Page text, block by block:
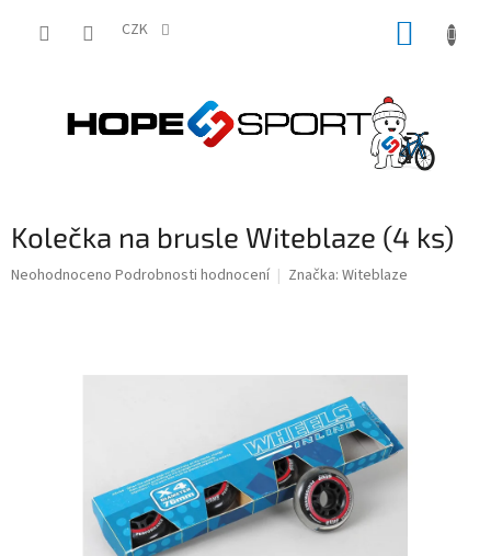
CZK
Kolečka na brusle Witeblaze (4 ks)
Průměrné
Neohodnoceno Podrobnosti hodnocení Značka: Witeblaze